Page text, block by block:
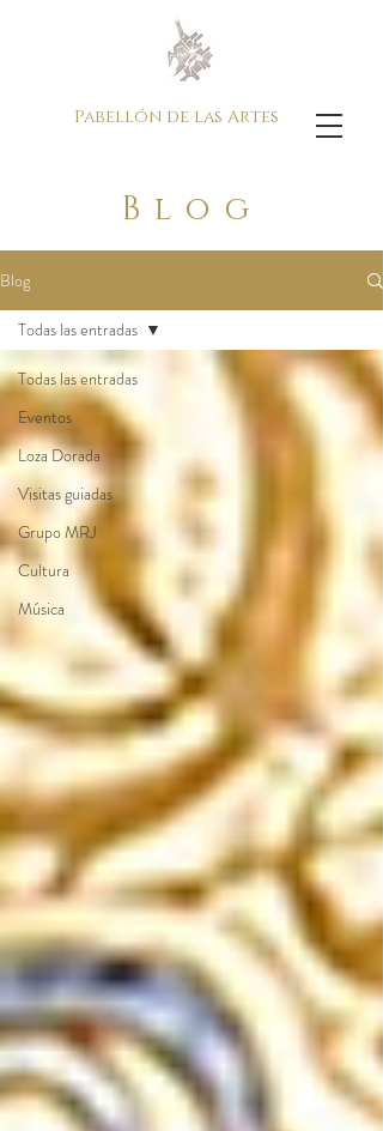
Pabellón de las Artes
Blog
Blog
Todas las entradas
Eventos
Loza Dorada
Visitas guiadas
Grupo MRJ
Cultura
Música
Todas las entradas